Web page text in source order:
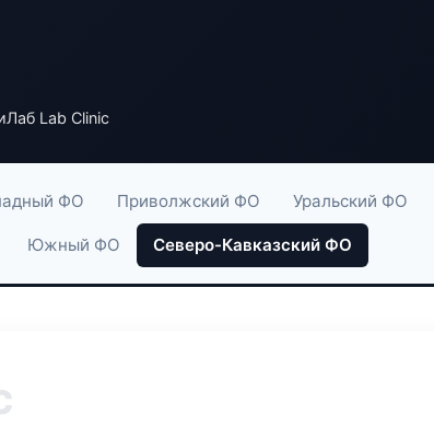
Lab Clinic
ФО Приволжский ФО Уральский ФО
Южный ФО Северо-Кавказский ФО